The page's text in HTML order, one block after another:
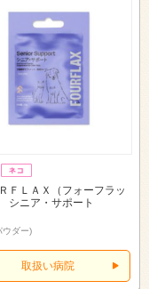
ＦＬＡＸ（フォーフラッ
シニア・サポート
ダー)
取扱い病院